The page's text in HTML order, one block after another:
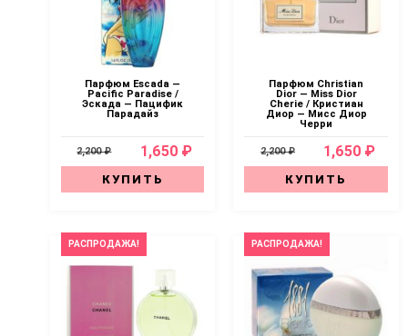
Парфюм Escada —
Pacific Paradise /
Эскада — Пацифик
Парадайз
2,200 ₽ 1,650 ₽
КУПИТЬ
Парфюм Christian
Dior — Miss Dior
Cherie / Кристиан
Диор — Мисс Диор
Черри
2,200 ₽ 1,650 ₽
КУПИТЬ
РАСПРОДАЖА! РАСПРОДАЖА!